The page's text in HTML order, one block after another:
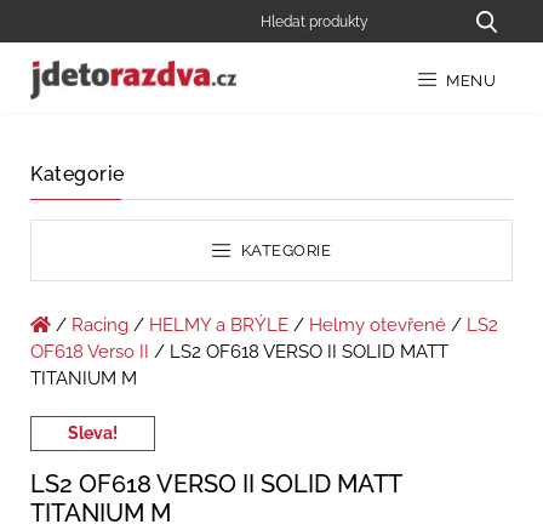
MENU
Kategorie
KATEGORIE
/ Racing / HELMY a BRÝLE / Helmy otevřené / LS2
OF618 Verso II
/ LS2 OF618 VERSO II SOLID MATT
TITANIUM M
Sleva!
LS2 OF618 VERSO II SOLID MATT
TITANIUM M